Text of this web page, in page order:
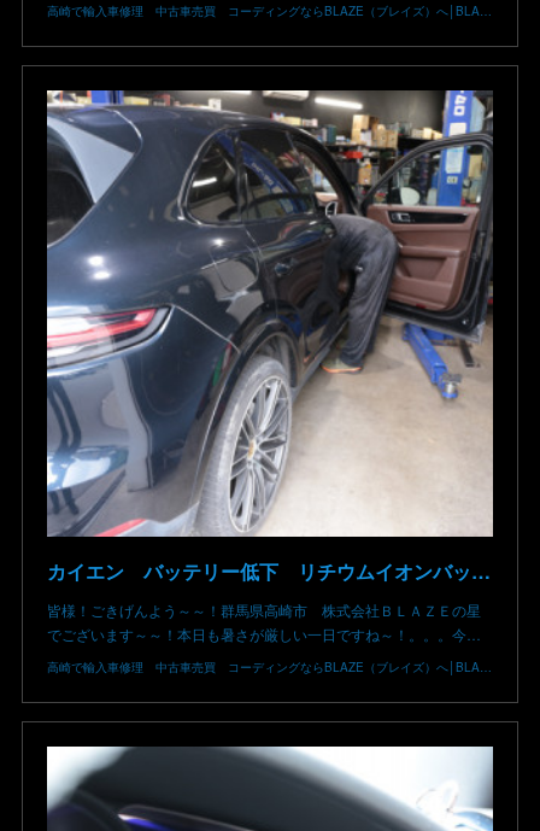
高崎で輸入車修理 中古車売買 コーディングならBLAZE（ブレイズ）へ│BLAZE Total Car Support & Modify in Takasaki Gunma
カイエン バッテリー低下 リチウムイオンバッテリー復旧 バッテリー上がり 充電できない ポルシェ修理 群馬県 高崎市
皆様！ごきげんよう～～！群馬県高崎市 株式会社ＢＬＡＺＥの星
でございます～～！本日も暑さが厳しい一日ですね～！。。。今…
高崎で輸入車修理 中古車売買 コーディングならBLAZE（ブレイズ）へ│BLAZE Total Car Support & Modify in Takasaki Gunma